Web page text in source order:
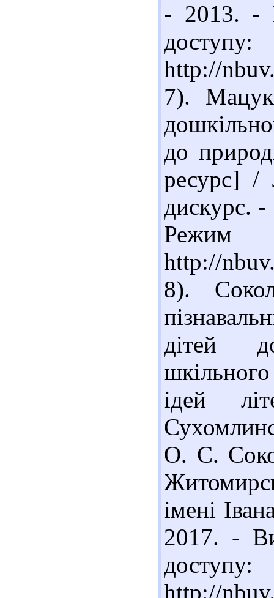
- 2013.
доступу:
http://
7).
до
ресурс] /
дискурс.
http://
8).
дітей
ідей
О. С.
імені
2017. -
доступу:
http://